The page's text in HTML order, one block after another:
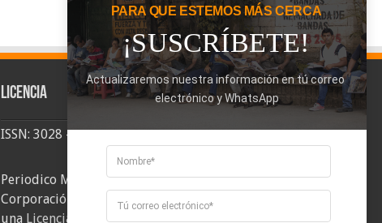
Licencia
ISSN: 3028 - 6026
Periodico Mi Comuna 2, elaborado por
Corporación Mi Comuna se distribuye bajo
una Licencia Creative Commons Atribución-
PARA QUE ESTEMOS MÁS CERCA
¡SUSCRÍBETE!
Actualizaremos nuestra información en tú correo
electrónico y WhatsApp